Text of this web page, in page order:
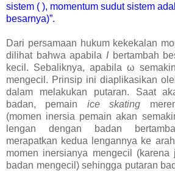
sistem ( ), momentum sudut sistem
besarnya)”.
Dari persamaan hukum kekekalan
dilihat bahwa apabila I bertambah
kecil. Sebaliknya, apabila ω
mengecil. Prinsip ini diaplikasikan
dalam melakukan putaran. Saat
badan, pemain ice skating
(momen inersia pemain akan
lengan dengan badan
merapatkan kedua lengannya ke
momen inersianya mengecil
badan mengecil) sehingga putaran